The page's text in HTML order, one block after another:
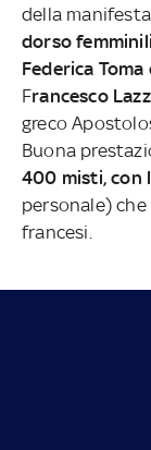
della
dorso
Federica
Francesco
greco
Buona
400 misti, con
personale)
francesi.